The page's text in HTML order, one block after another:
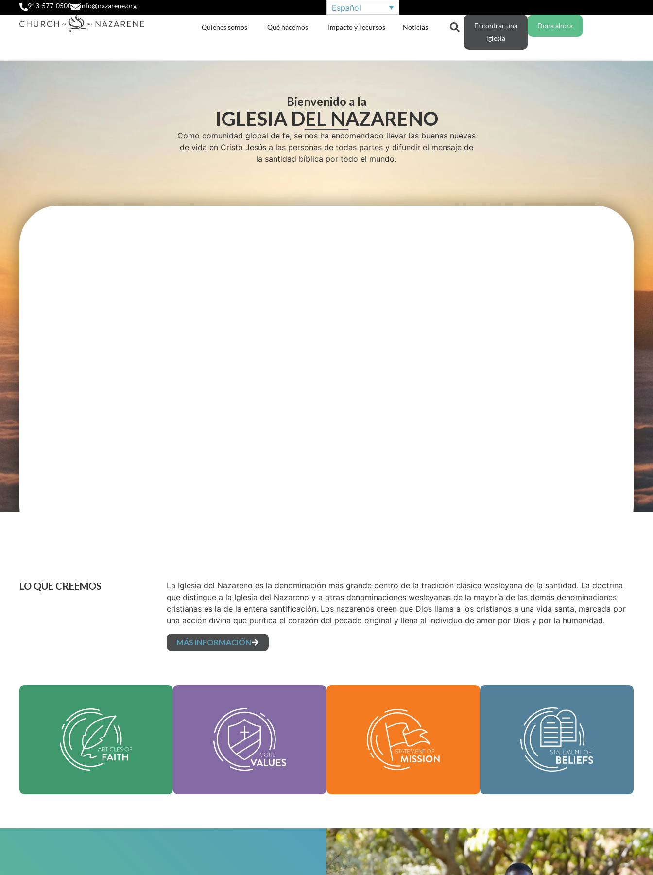
913-577-0500 info@nazarene.org Español
Quienes somos Qué hacemos Impacto y recursos Noticias
Encontrar una
iglesia
Dona ahora
Bienvenido a la
IGLESIA DEL NAZARENO
Como comunidad global de fe, se nos ha encomendado llevar las buenas nuevas
de vida en Cristo Jesús a las personas de todas partes y difundir el mensaje de
la santidad bíblica por todo el mundo.
LO QUE CREEMOS
La Iglesia del Nazareno es la denominación más grande dentro de la tradición clásica wesleyana de la santidad. La doctrina
que distingue a la Iglesia del Nazareno y a otras denominaciones wesleyanas de la mayoría de las demás denominaciones
cristianas es la de la entera santificación. Los nazarenos creen que Dios llama a los cristianos a una vida santa, marcada por
una acción divina que purifica el corazón del pecado original y llena al individuo de amor por Dios y por la humanidad.
MÁS INFORMACIÓN
Nuestros Artículos de fe son nuestras
creencias fundamentales y establecen
las verdades esenciales que guían cada
área de práctica.
Fe
constituyen la esencia de nuestra
identidad, respaldan la visión de
nuestra denominación y ayudan a dar
forma a nuestra cultura.
Valores
Nuestra Declaración de Misión define
quiénes somos, por qué existimos y
nuestra razón de ser.
Misión
ha encomendado llevar las buenas
nuevas de vida en Cristo Jesús a las
personas de todas partes y difundir el
mensaje de la santidad bíblica por todo
el mundo.